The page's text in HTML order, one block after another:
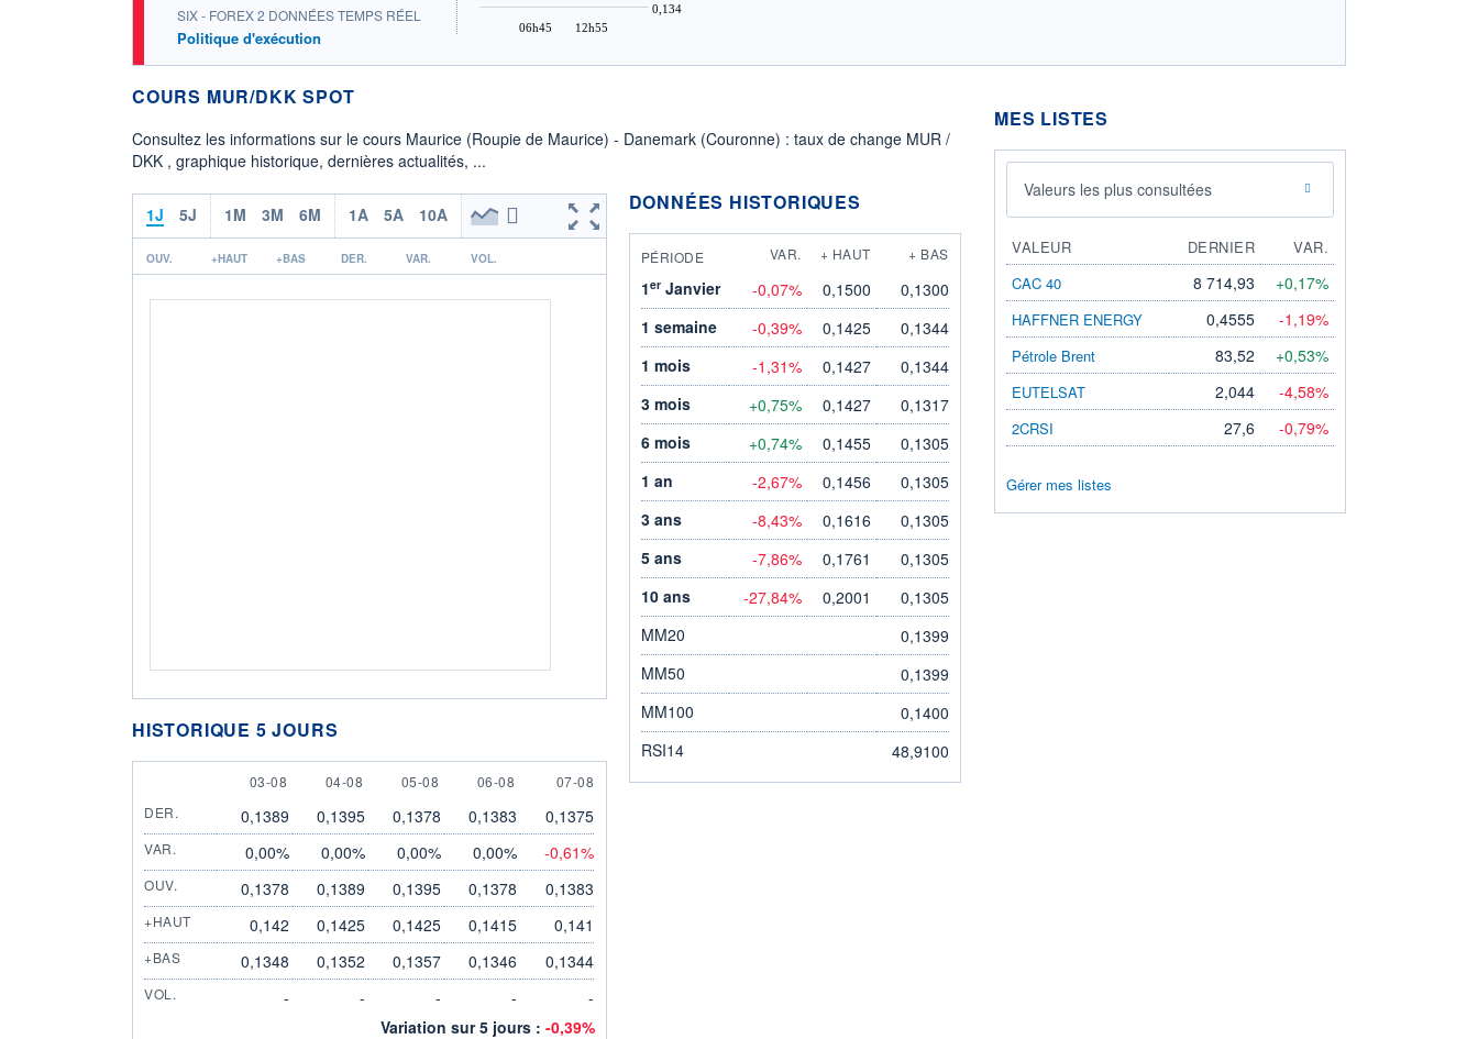
SIX - FOREX 2 DONNÉES TEMPS RÉEL
Politique d'exécution
06h45 12h55
0,134
COURS MUR/DKK SPOT
Consultez les informations sur le cours Maurice (Roupie de Maurice) - Danemark (Couronne) : taux de change MUR /
DKK , graphique historique, dernières actualités, ...
1J 5J 1M 3M 6M 1A 5A 10A
OUV. +HAUT +BAS DER. VAR. VOL.
HISTORIQUE 5 JOURS
3 AUGUST
03-08 4 AUGUST
04-08 5 AUGUST
05-08 6 AUGUST
06-08 7 AUGUST
07-08
DER.
0,1389 0,1395 0,1378 0,1383 0,1375
VAR. 0,00% 0,00% 0,00% 0,00% -0,61%
OUV. 0,1378 0,1389 0,1395 0,1378 0,1383
+HAUT 0,142 0,1425 0,1425 0,1415 0,141
+BAS 0,1348 0,1352 0,1357 0,1346 0,1344
VOL. - - - -
-
Variation sur 5 jours : -0,39%
DONNÉES HISTORIQUES
PÉRIODE VAR. + HAUT + BAS
1erJanvier -0,07% 0,1500
0,1300
1 semaine
-0,39% 0,1425
0,1344
1 mois
-1,31% 0,1427
0,1344
3 mois
+0,75% 0,1427
0,1317
6 mois
+0,74% 0,1455
0,1305
1 an
-2,67% 0,1456
0,1305
3 ans
-8,43% 0,1616
0,1305
5 ans
-7,86% 0,1761
0,1305
10 ans
-27,84% 0,2001
0,1305
MM20
0,1399
MM50
0,1399
MM100
0,1400
RSI14
48,9100
MES LISTES
Valeurs les plus consultées
VALEUR DERNIER
VAR.
CAC 40
8 714,93 +0,17%
HAFFNER ENERGY 0,4555 -1,19%
Pétrole Brent 83,52 +0,53%
EUTELSAT 2,044 -4,58%
2CRSI 27,6 -0,79%
Gérer mes listes